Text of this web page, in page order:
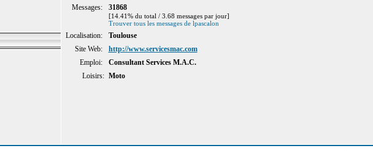
Messages:
31868
[14.41% du total / 3.68 messages par jour]
Trouver tous les messages de lpascalon
Localisation:
Toulouse
Site Web:
http://www.servicesmac.com
Emploi:
Consultant Services M.A.C.
Loisirs: Moto